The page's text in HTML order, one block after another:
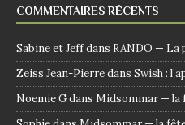
COMMENTAIRES RÉCENTS
Sabine et Jeffdans RANDO — La
Zeiss Jean-Pierredans Swish :
Noemie Gdans Midsommar — la